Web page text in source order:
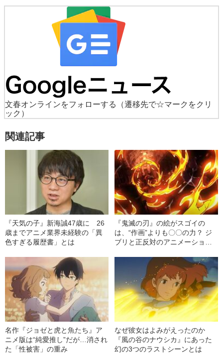
文春オンラインをフォローする
（遷移先で☆マークをクリ
ック）
関連記事
『天気の子』新海誠47歳に 26
歳までアニメ業界未経験の「異
色すぎる履歴書」とは
『鬼滅の刃』の絵がスゴイの
は、“作画”よりも〇〇の力？ ジ
ブリと正反対のアニメーション
名作『ジョゼと虎と魚たち』ア
ニメ版は“純愛推し”だが…消され
た「性被害」の重み
なぜ彼女はよみがえったのか
『風の谷のナウシカ』にあった
幻の3つのラストシーンとは